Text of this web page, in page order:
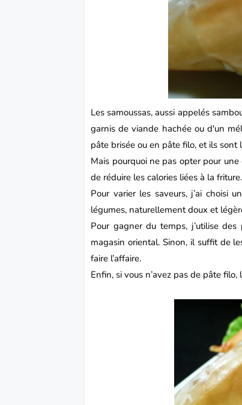
Les samoussas, aussi appelés
garnis de viande hachée ou d'un
pâte brisée ou en pâte filo, et ils sont
Mais pourquoi ne pas opter pour
de réduire les calories liées à la friture.
Pour varier les saveurs, j’ai choisi
légumes, naturellement doux et
Pour gagner du temps, j’utilise
magasin oriental. Sinon, il suffit de
faire l’affaire.
Enfin, si vous n’avez pas de pâte